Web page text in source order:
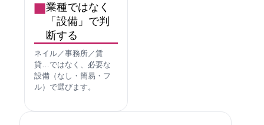
業種ではなく
「設備」で判
断する
ネイル／事務所／賃
貸…ではなく、必要な
設備（なし・簡易・フ
ル）で選びます。